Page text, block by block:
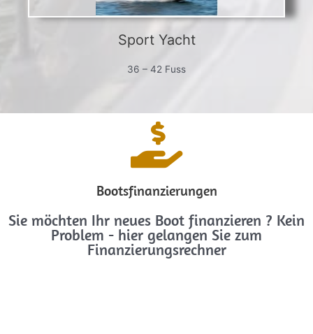
Sport Yacht
36 – 42 Fuss
Bootsfinanzierungen
Sie möchten Ihr neues Boot finanzieren ? Kein
Problem - hier gelangen Sie zum
Finanzierungsrechner